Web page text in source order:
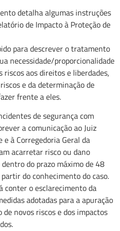
detalha algumas instruções
de Impacto à Proteção de
para descrever o tratamento
necessidade/proporcionalidade
aos direitos e liberdades,
e da determinação de
frente a eles.
de segurança com
a comunicação ao Juiz
à Corregedoria Geral da
acarretar risco ou dano
do prazo máximo de 48
do conhecimento do caso.
conter o esclarecimento da
adotadas para a apuração
novos riscos e dos impactos